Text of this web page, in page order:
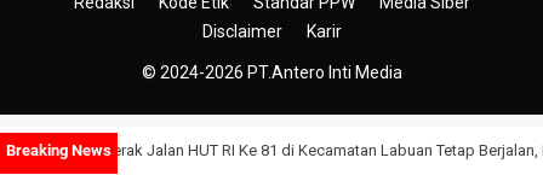
© 2024-2026 PT.Antero Inti Media
Disclaimer
Karir
Gerak Jalan HUT RI Ke 81 di Kecamatan Labuan Tetap Berjalan, Meski